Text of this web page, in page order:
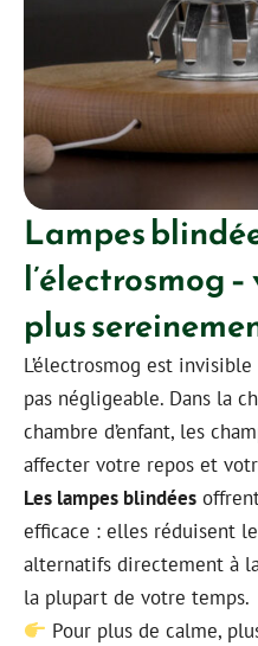
Lampes
l’électrosmog
plus
L’électrosmog est
pas négligeable. Dans la
chambre d’enfant, les
affecter votre repos et
Les lampes blindées
efficace : elles réduisent
alternatifs directement à
la plupart de votre temps.
Pour plus de calme,